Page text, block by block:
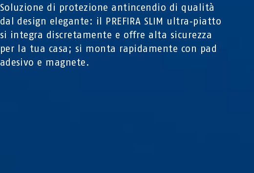
Soluzione di protezione antincendio di qualità
dal design elegante: il PREFIRA SLIM ultra‑piatto
si integra discretamente e offre alta sicurezza
per la tua casa; si monta rapidamente con pad
adesivo e magnete.